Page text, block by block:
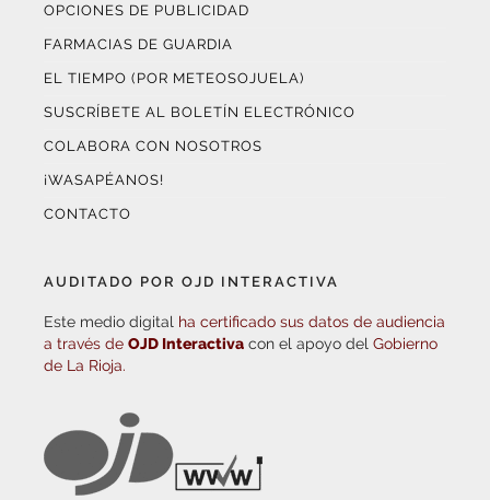
OPCIONES DE PUBLICIDAD
FARMACIAS DE GUARDIA
EL TIEMPO (POR METEOSOJUELA)
SUSCRÍBETE AL BOLETÍN ELECTRÓNICO
COLABORA CON NOSOTROS
¡WASAPÉANOS!
CONTACTO
AUDITADO POR OJD INTERACTIVA
Este medio digital ha certificado sus datos de audiencia
a través de OJD Interactiva con el apoyo del Gobierno
de La Rioja.